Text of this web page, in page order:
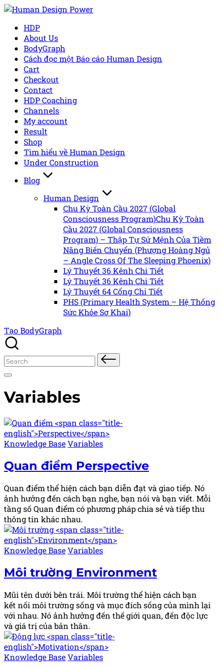
Skip
contentHDP
About Us
BodyGraph
Cách đọc một Báo cáo Human Design
Cart
Checkout
Contact
HDP Coaching
Channels
My account
Result
Shop
Tìm hiểu về Human Design
Under Construction
Blog
Human Design
Chu Kỳ Toàn Cầu 2027 (Global
Consciousness Program)Chu Kỳ Toàn
Cầu 2027 (Global Consciousness
Program) – Thập Tự Sứ Mệnh Của Tiềm
Năng Biến Chuyển (Phượng Hoàng Ngủ
– Angle Cross Of The Sleeping Phoenix)
Lý Thuyết 36 Kênh Chi Tiết
Lý Thuyết 36 Kênh Chi Tiết
Lý Thuyết 64 Cổng Chi Tiết
PHS (Primary Health System – Hệ Thống
Sức Khỏe Sơ Khai)
Tạo BodyGraph
Search
for:
Variables
Posted
Knowledge BaseVariables
Quan điểm Perspective
Quan điểm thể hiện cách bạn diễn đạt và giao tiếp. Nó
ảnh hưởng đến cách bạn nghe, bạn nói và bạn viết. Mỗi
tầng số Quan điểm có phương pháp chia sẻ và tiếp thu
thông tin khác nhau.
Posted
Knowledge BaseVariables
Môi trường Environment
Mũi tên dưới bên trái. Môi trường thể hiện cách bạn
kết nối môi trường sống và mục đích sống của mình lại
với nhau. Nó ảnh hưởng đến thế giới quan, đến độc lực
và giá trị của bản thân.
Posted
Knowledge BaseVariables